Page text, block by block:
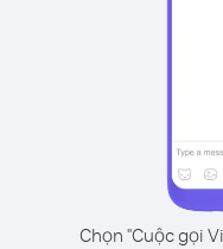
Chọn "Cuộc gọi